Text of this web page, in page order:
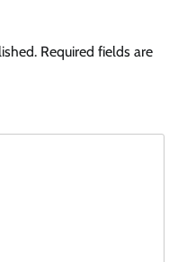
Required fields are